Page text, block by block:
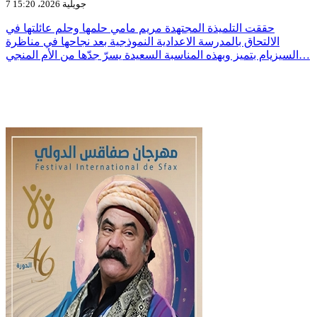
7 جويلية 2026، 15:20
حققت التلميذة المجتهدة مريم مامي حلمها وحلم عائلتها في
الالتحاق بالمدرسة الاعدادية النموذجية بعد نجاحها في مناظرة
السيزيام بتميز وبهذه المناسبة السعيدة يسرّ جدّها من الأم المنجي…